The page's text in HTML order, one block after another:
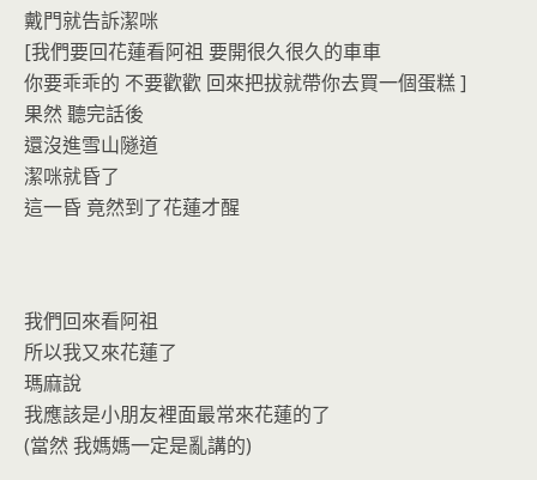
戴門就告訴潔咪
[我們要回花蓮看阿祖 要開很久很久的車車
你要乖乖的 不要歡歡 回來把拔就帶你去買一個蛋糕 ]
果然 聽完話後
還沒進雪山隧道
潔咪就昏了
這一昏 竟然到了花蓮才醒
我們回來看阿祖
所以我又來花蓮了
瑪麻說
我應該是小朋友裡面最常來花蓮的了
(當然 我媽媽一定是亂講的)